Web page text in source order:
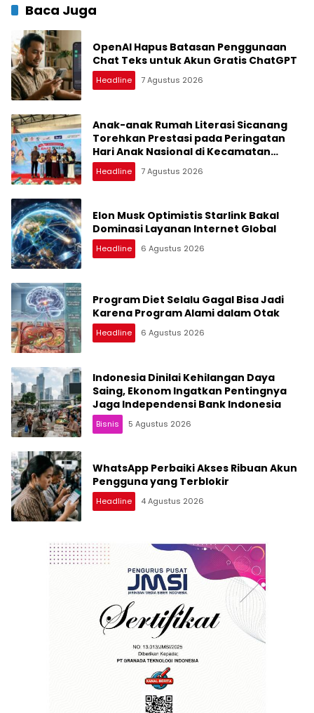
Baca Juga
OpenAI Hapus Batasan Penggunaan
Chat Teks untuk Akun Gratis ChatGPT
Headline 7 Agustus 2026
Anak-anak Rumah Literasi Sicanang
Torehkan Prestasi pada Peringatan
Hari Anak Nasional di Kecamatan
Medan Belawan
Headline 7 Agustus 2026
Elon Musk Optimistis Starlink Bakal
Dominasi Layanan Internet Global
Headline 6 Agustus 2026
Program Diet Selalu Gagal Bisa Jadi
Karena Program Alami dalam Otak
Headline 6 Agustus 2026
Indonesia Dinilai Kehilangan Daya
Saing, Ekonom Ingatkan Pentingnya
Jaga Independensi Bank Indonesia
Bisnis 5 Agustus 2026
WhatsApp Perbaiki Akses Ribuan Akun
Pengguna yang Terblokir
Headline 4 Agustus 2026